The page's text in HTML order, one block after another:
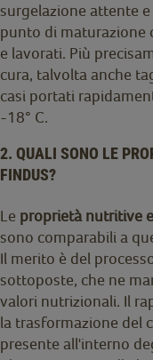
surgelazione attente
punto di maturazione
e lavorati. Più
cura, talvolta anche
casi portati
-18° C.
2. QUALI SONO LE
FINDUS?
Le proprietà nutritive
sono comparabili a
Il merito è del
sottoposte, che ne
valori nutrizionali. Il
la trasformazione del
presente all'interno